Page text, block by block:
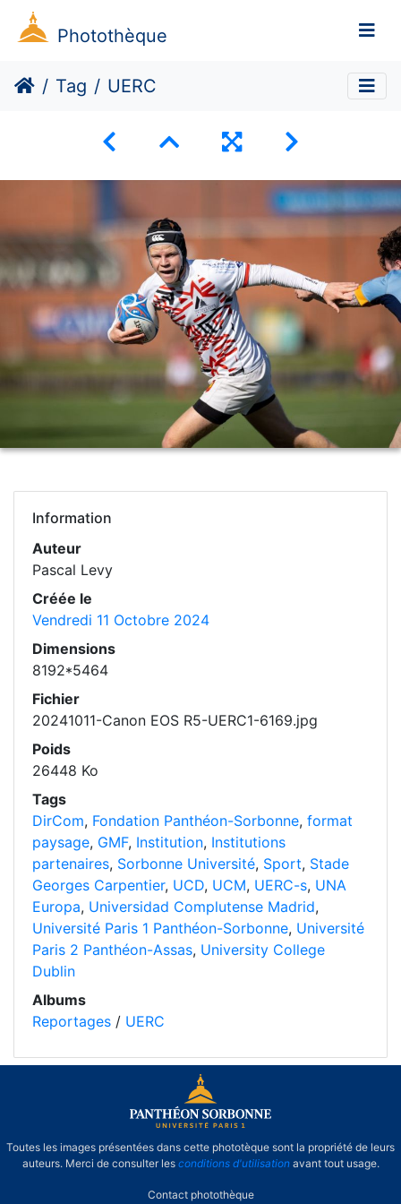
Photothèque
Tag UERC
Information
Auteur
Pascal Levy
Créée le
Vendredi 11 Octobre 2024
Dimensions
8192*5464
Fichier
20241011-Canon EOS R5-UERC1-6169.jpg
Poids
26448 Ko
Tags
DirCom, Fondation Panthéon-Sorbonne, format
paysage, GMF, Institution, Institutions
partenaires, Sorbonne Université, Sport, Stade
Georges Carpentier, UCD, UCM, UERC-s, UNA
Europa, Universidad Complutense Madrid,
Université Paris 1 Panthéon-Sorbonne, Université
Paris 2 Panthéon-Assas, University College
Dublin
Albums
Reportages / UERC
Toutes les images présentées dans cette phototèque sont la propriété de leurs
auteurs. Merci de consulter les conditions d'utilisationavant tout usage.
Contact photothèque